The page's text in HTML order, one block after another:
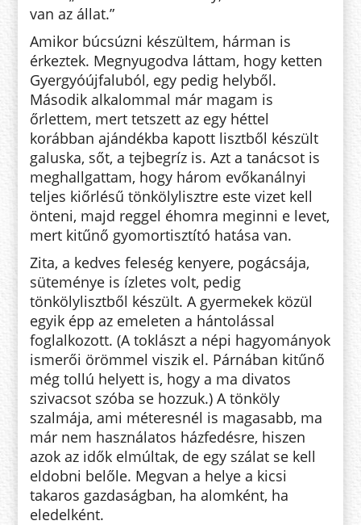
van az állat.”
Amikor búcsúzni készültem, hárman is
érkeztek. Megnyugodva láttam, hogy ketten
Gyergyóújfaluból, egy pedig helyből.
Második alkalommal már magam is
őrlettem, mert tetszett az egy héttel
korábban ajándékba kapott lisztből készült
galuska, sőt, a tejbegríz is. Azt a ta­nácsot is
meghallgattam, hogy három evőkanálnyi
teljes kiőrlésű tönkölylisztre este vizet kell
önteni, majd reggel éhomra meginni e levet,
mert kitűnő gyomortisztító hatása van.
Zita, a kedves feleség kenyere, pogácsája,
süteménye is ízletes volt, pedig
tönkölylisztből készült. A gyer­mekek közül
egyik épp az eme­leten a hántolással
foglalkozott. (A toklászt a népi hagyományok
is­merői örömmel viszik el. Párnában kitűnő
még tollú helyett is, hogy a ma divatos
szivacsot szóba se hozzuk.) A tönköly
szalmája, ami mé­teresnél is magasabb, ma
már nem használatos házfedésre, hiszen
azok az idők elmúltak, de egy szálat se kell
eldobni belőle. Megvan a helye a kicsi
takaros gazdaságban, ha alomként, ha
eledelként.